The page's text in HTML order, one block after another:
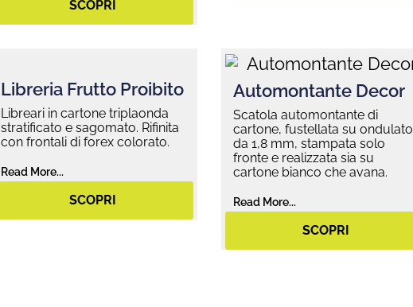
SCOPRI
Libreria Frutto Proibito
Libreari in cartone triplaonda
stratificato e sagomato. Rifinita
con frontali di forex colorato.
Read More...
SCOPRI
Automontante Decor
Scatola automontante di
cartone, fustellata su ondulato
da 1,8 mm, stampata solo
fronte e realizzata sia su
cartone bianco che avana.
Read More...
SCOPRI